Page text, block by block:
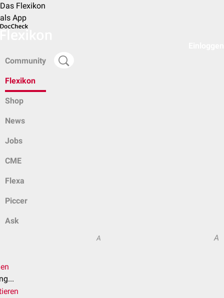
Das Flexikon
als App
Community
Flexikon
Shop
News
Jobs
CME
Flexa
Piccer
Ask
A A